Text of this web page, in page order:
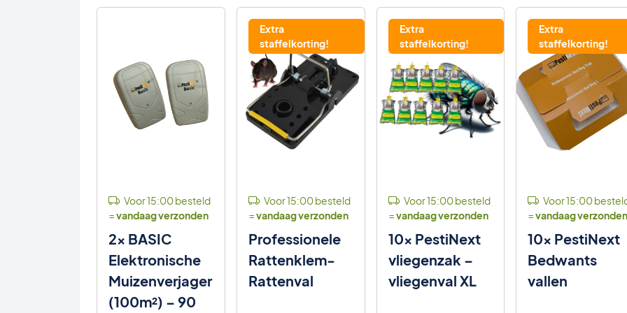
Voor 15:00 besteld
=vandaag verzonden
2x BASIC
Elektronische
Muizenverjager
(100m²) – 90
Extra
staffelkorting!
Voor 15:00 besteld
=vandaag verzonden
Professionele
Rattenklem-
Rattenval
Extra
staffelkorting!
Voor 15:00 besteld
=vandaag verzonden
10x PestiNext
vliegenzak –
vliegenval XL
Extra
staffelkorting!
Voor 15:00
=vandaag
10x PestiNext
Bedwants
vallen